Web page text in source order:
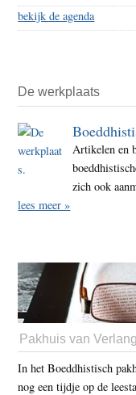
bekijk de agenda
De werkplaats
Artikelen en
zich ook
lees meer »
Pakhuis van
In het Boeddhistisch
nog een tijdje op de